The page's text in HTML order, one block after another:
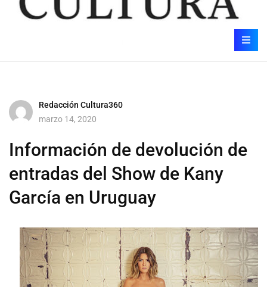
Redacción Cultura360
marzo 14, 2020
Información de devolución de
entradas del Show de Kany
García en Uruguay